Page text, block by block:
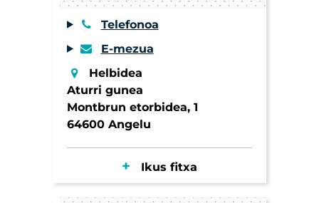
Telefonoa
E-mezua
Helbidea
Aturri gunea
Montbrun etorbidea, 1
64600 Angelu
Ikus fitxa